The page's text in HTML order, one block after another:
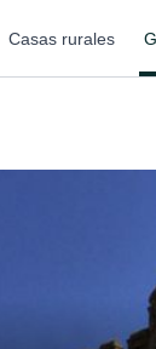
Casas rurales